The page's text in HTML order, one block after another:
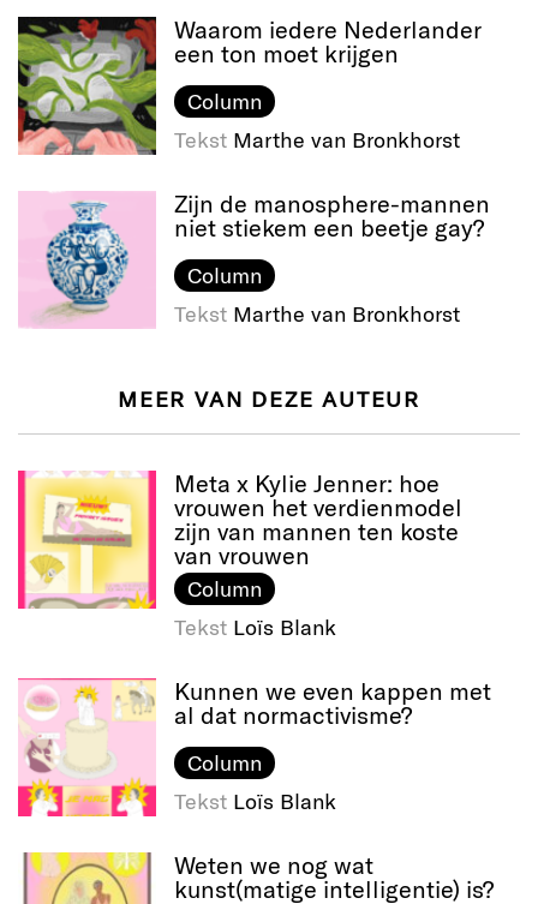
Waarom iedere Nederlander
een ton moet krijgen
Column
Tekst Marthe van Bronkhorst
Zijn de manosphere-mannen
niet stiekem een beetje gay?
Column
Tekst Marthe van Bronkhorst
MEER VAN DEZE AUTEUR
Meta x Kylie Jenner: hoe
vrouwen het verdienmodel
zijn van mannen ten koste
van vrouwen
Column
Tekst Loïs Blank
Kunnen we even kappen met
al dat normactivisme?
Column
Tekst Loïs Blank
Weten we nog wat
kunst(matige intelligentie) is?